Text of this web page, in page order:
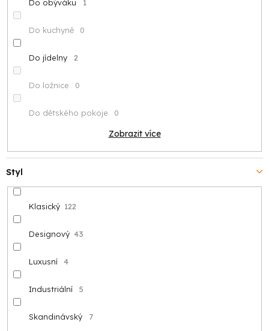
Do obýváku 1
Do kuchyně 0
Do jídelny 2
Do ložnice 0
Do dětského pokoje 0
Zobrazit více
Styl
Klasický 122
Designový 43
Luxusní 4
Industriální 5
Skandinávský 7